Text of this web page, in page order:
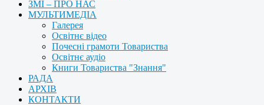
ЗМІ – ПРО НАС
МУЛЬТИМЕДІА
Галерея
Освітнє відео
Почесні грамоти Товариства
Освітнє аудіо
Книги Товариства "Знання"
РАДА
АРХІВ
КОНТАКТИ